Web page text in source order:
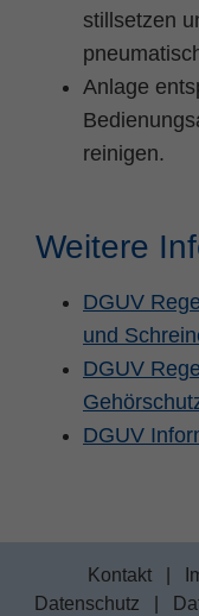
stillsetzen
Anlage
reinigen.
Weitere
DGUV
und
DGUV
DGUV
Kontakt
Datenschutz